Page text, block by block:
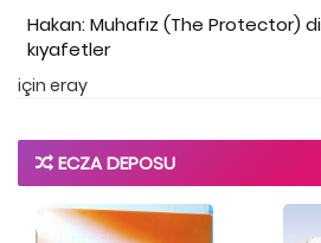
Hakan: Muhafız (The Protector)
kıyafetler
için eray
ECZA DEPOSU